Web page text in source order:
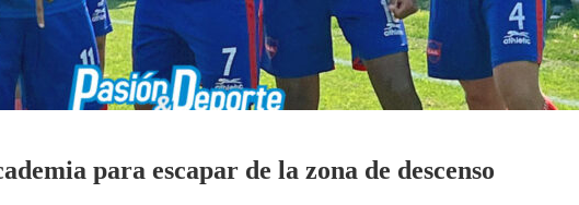
para escapar de la zona de descenso